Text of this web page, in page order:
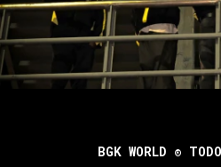
BGK WORLD ®